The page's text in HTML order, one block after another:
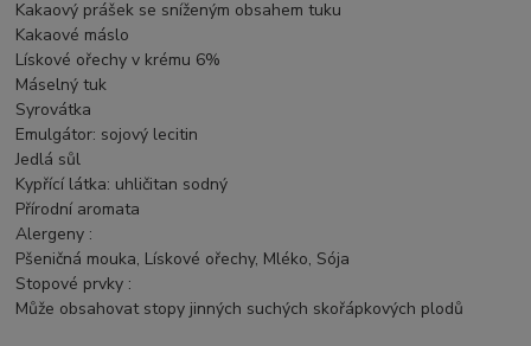
Kakaový prášek se sníženým obsahem tuku
Kakaové máslo
Lískové ořechy v krému 6%
Máselný tuk
Syrovátka
Emulgátor: sojový lecitin
Jedlá sůl
Kypřící látka: uhličitan sodný
Přírodní aromata
Alergeny :
Pšeničná mouka, Lískové ořechy, Mléko, Sója
Stopové prvky :
Může obsahovat stopy jinných suchých skořápkových plodů